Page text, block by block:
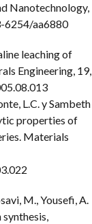
Nanotechnology,
6254/aa6880
leaching of
Engineering, 19,
L.C. y Sambeth
properties of
Materials
M., Yousefi, A.
synthesis,